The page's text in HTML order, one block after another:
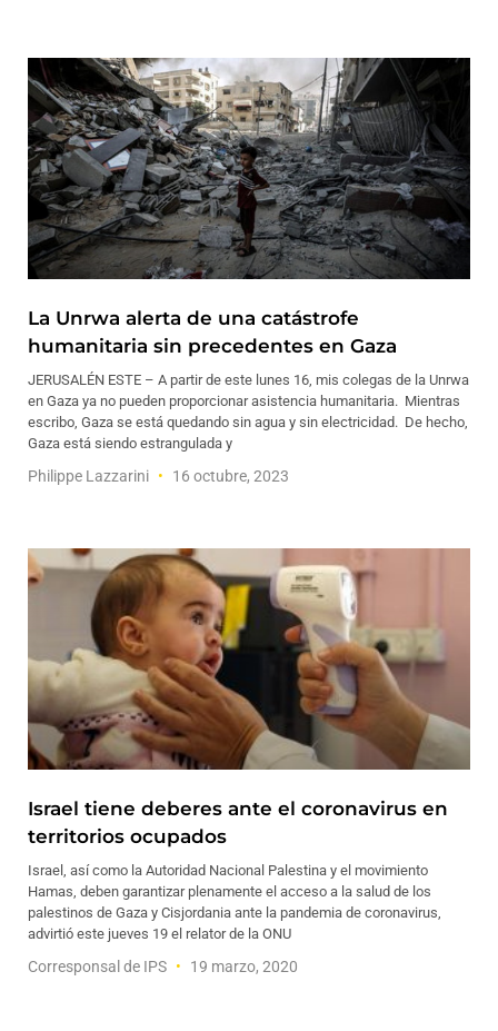
La Unrwa alerta de una catástrofe
humanitaria sin precedentes en Gaza
JERUSALÉN ESTE – A partir de este lunes 16, mis colegas de la Unrwa
en Gaza ya no pueden proporcionar asistencia humanitaria. Mientras
escribo, Gaza se está quedando sin agua y sin electricidad. De hecho,
Gaza está siendo estrangulada y
Philippe Lazzarini 16 octubre, 2023
Israel tiene deberes ante el coronavirus en
territorios ocupados
Israel, así como la Autoridad Nacional Palestina y el movimiento
Hamas, deben garantizar plenamente el acceso a la salud de los
palestinos de Gaza y Cisjordania ante la pandemia de coronavirus,
advirtió este jueves 19 el relator de la ONU
Corresponsal de IPS 19 marzo, 2020